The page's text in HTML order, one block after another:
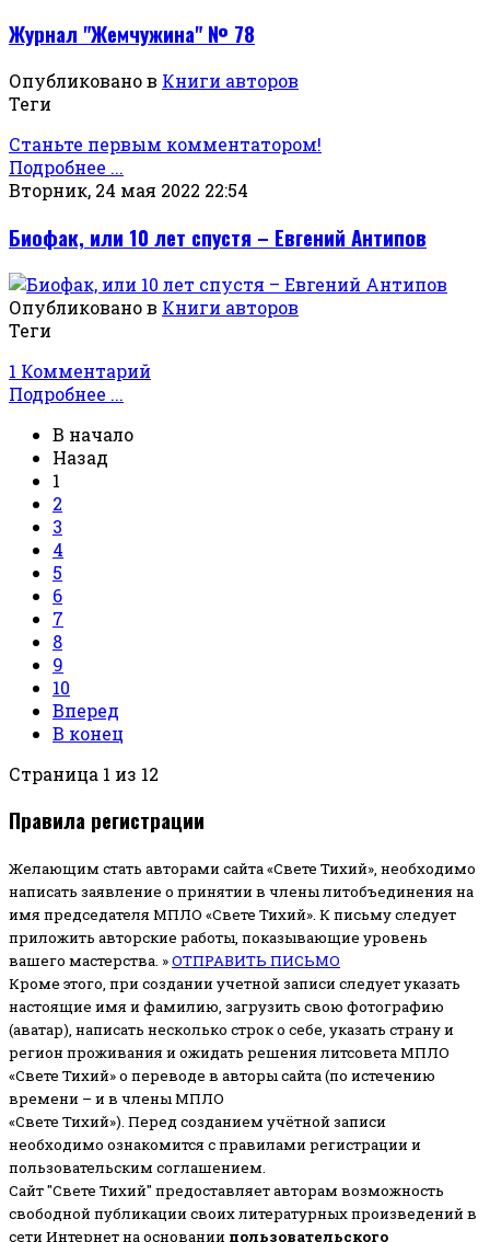
Журнал "Жемчужина" № 78
Опубликовано в Книги авторов
Теги
Станьте первым комментатором!
Подробнее ...
Вторник, 24 мая 2022 22:54
Биофак, или 10 лет спустя – Евгений Антипов
Опубликовано в Книги авторов
Теги
1 Комментарий
Подробнее ...
В начало
Назад
1
2
3
4
5
6
7
8
9
10
Вперед
В конец
Страница 1 из 12
Правила регистрации
Желающим стать авторами сайта «Свете Тихий», необходимо
написать заявление о принятии в члены литобъединения на
имя председателя МПЛО «Свете Тихий». К письму следует
приложить авторские работы, показывающие уровень
вашего мастерства. »ОТПРАВИТЬ ПИСЬМО
Кроме этого, при создании учетной записи следует указать
настоящие имя и фамилию, загрузить свою фотографию
(аватар), написать несколько строк о себе, указать страну и
регион проживания и ожидать решения литсовета МПЛО
«Свете Тихий» о переводе в авторы сайта (по истечению
времени – и в члены МПЛО
«Свете Тихий»). Перед созданием учётной записи
необходимо ознакомится с правилами регистрации и
пользовательским соглашением.
Сайт "Свете Тихий" предоставляет авторам возможность
свободной публикации своих литературных произведений в
сети Интернет на основании пользовательского